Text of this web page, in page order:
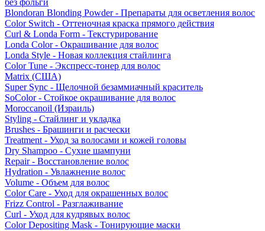
без фольги
Blondoran Blonding Powder - Препараты для осветления волос
Color Switch - Оттеночная краска прямого действия
Curl & Londa Form - Текстурирование
Londa Color - Окрашивание для волос
Londa Style - Новая коллекция стайлинга
Color Tune - Экспресс-тонер для волос
Matrix (США)
Super Sync - Щелочной безаммиачный краситель
SoColor - Стойкое окрашивание для волос
Moroccanoil (Израиль)
Styling - Стайлинг и укладка
Brushes - Брашинги и расчески
Treatment - Уход за волосами и кожей головы
Dry Shampoo - Сухие шампуни
Repair - Восстановление волос
Hydration - Увлажнение волос
Volume - Объем для волос
Color Care - Уход для окрашенных волос
Frizz Control - Разглаживание
Curl - Уход для кудрявых волос
Color Depositing Mask - Тонирующие маски